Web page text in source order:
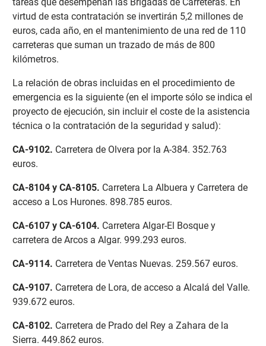
virtud de esta contratación se invertirán 5,2 millones de
euros, cada año, en el mantenimiento de una red de 110
carreteras que suman un trazado de más de 800
kilómetros.
La relación de obras incluidas en el procedimiento de
emergencia es la siguiente (en el importe sólo se indica el
proyecto de ejecución, sin incluir el coste de la asistencia
técnica o la contratación de la seguridad y salud):
CA-9102. Carretera de Olvera por la A-384. 352.763
euros.
CA-8104 y CA-8105. Carretera La Albuera y Carretera de
acceso a Los Hurones. 898.785 euros.
CA-6107 y CA-6104. Carretera Algar-El Bosque y
carretera de Arcos a Algar. 999.293 euros.
CA-9114. Carretera de Ventas Nuevas. 259.567 euros.
CA-9107. Carretera de Lora, de acceso a Alcalá del Valle.
939.672 euros.
CA-8102. Carretera de Prado del Rey a Zahara de la
Sierra. 449.862 euros.